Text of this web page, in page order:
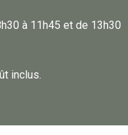
à 11h45 et de 13h30
inclus.